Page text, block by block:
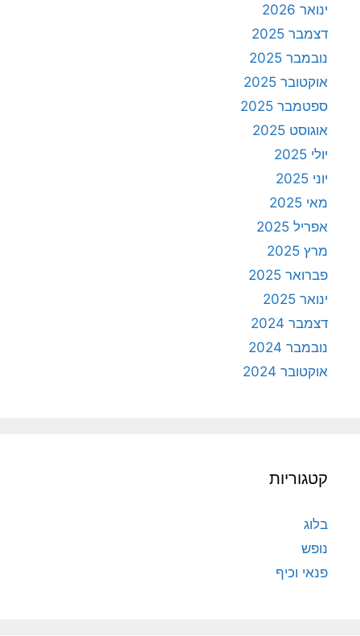
ינואר 2026
דצמבר 2025
נובמבר 2025
אוקטובר 2025
ספטמבר 2025
אוגוסט 2025
יולי 2025
יוני 2025
מאי 2025
אפריל 2025
מרץ 2025
פברואר 2025
ינואר 2025
דצמבר 2024
נובמבר 2024
אוקטובר 2024
קטגוריות
בלוג
נופש
פנאי וכיף